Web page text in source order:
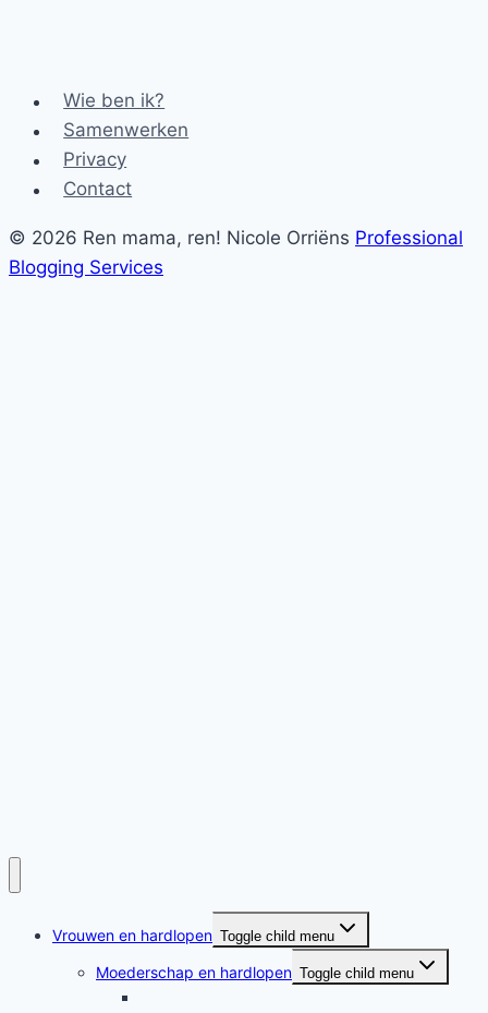
Wie ben ik?
Samenwerken
Privacy
Contact
© 2026 Ren mama, ren! Nicole Orriëns Professional
Blogging Services
Vrouwen en hardlopen Toggle child menu
Moederschap en hardlopen Toggle child menu